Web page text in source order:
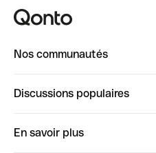
Nos communautés
ClubQonto
Discussions populaires
En savoir plus